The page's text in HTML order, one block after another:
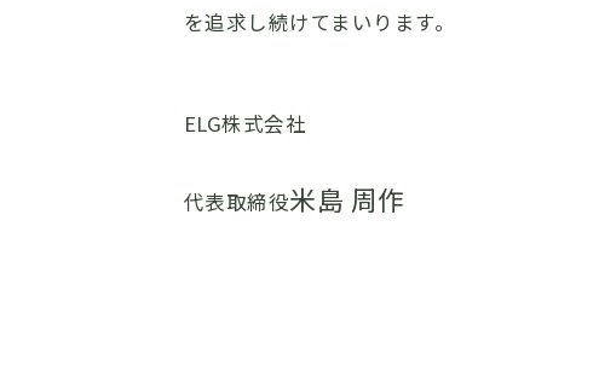
を追求し続けてまいります。
ELG株式会社
代表取締役米島 周作